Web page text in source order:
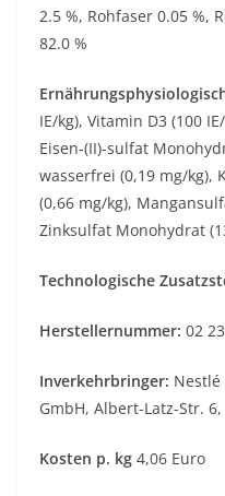
2.5 %, Rohfaser 0.05 %,
82.0 %
IE/kg), Vitamin D3 (100
Eisen-(II)-sulfat
wasserfrei (0,19 mg/kg),
(0,66 mg/kg),
Zinksulfat Monohydrat
Technologische
Herstellernummer: 02
Inverkehrbringer:
GmbH, Albert-Latz-Str.
Kosten p. kg 4,06 Euro